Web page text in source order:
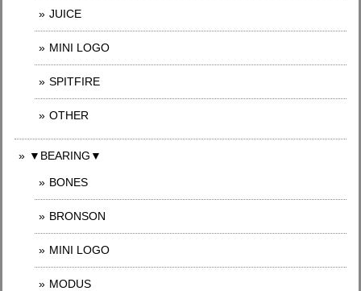
JUICE
MINI LOGO
SPITFIRE
OTHER
▼BEARING▼
BONES
BRONSON
MINI LOGO
MODUS